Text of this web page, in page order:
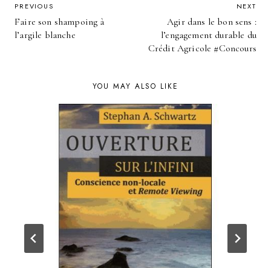
POST
NAVIGATION
PREVIOUS
Faire son shampoing à
l’argile blanche
NEXT
Agir dans le bon sens :
l’engagement durable du
Crédit Agricole #Concours
YOU MAY ALSO LIKE